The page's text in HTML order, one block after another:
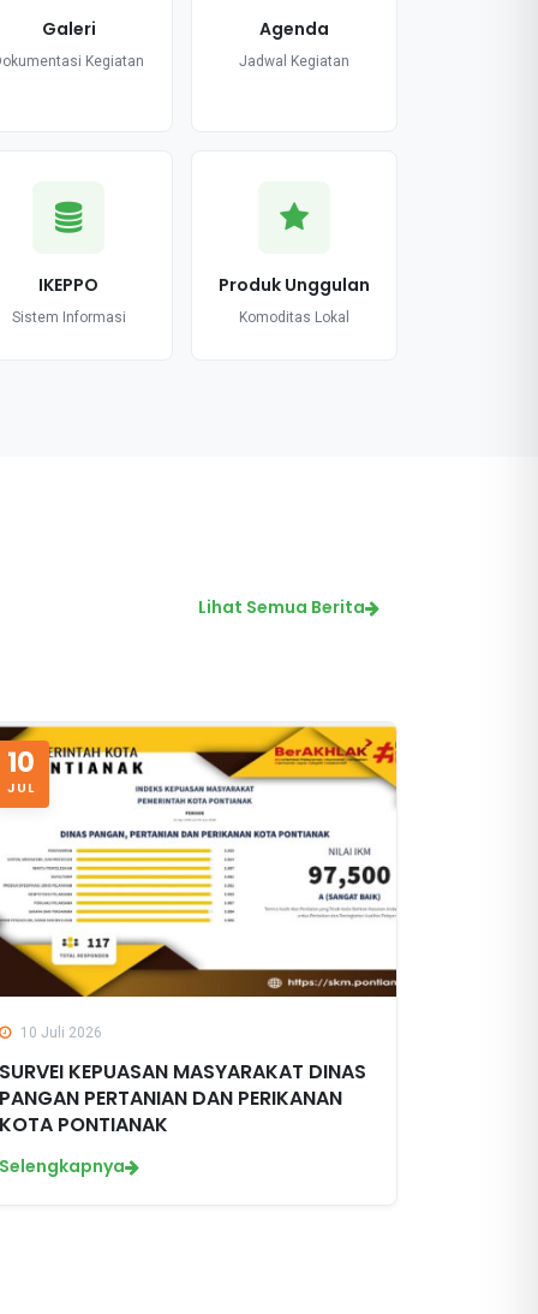
Galeri
Kegiatan
Agenda
Jadwal Kegiatan
IKEPPO
Sistem Informasi
Produk Unggulan
Komoditas Lokal
Lihat Semua Berita
10
JUL
10 Juli 2026
SURVEI KEPUASAN MASYARAKAT DINAS
PANGAN PERTANIAN DAN PERIKANAN
KOTA PONTIANAK
Selengkapnya